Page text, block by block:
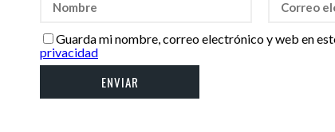
Guarda mi nombre, correo electrónico y web en
privacidad